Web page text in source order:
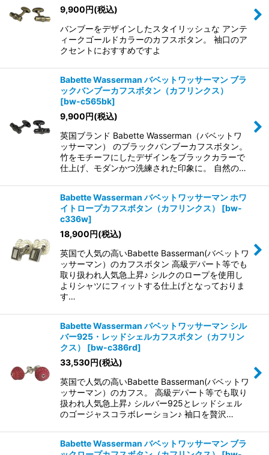
9,900円(税込)
バンブーをデザインしたスタイリッシュな アンテ
ィークゴールドカラーのカフスボタン。 袖口のア
クセントにおすすめですよ
Babette Wasserman バベットワッサーマン ブラ
ックバンブーカフスボタン（カフリンクス）
[bw-c565bk]
9,900円(税込)
英国ブランド Babette Wasserman（バベットワ
ッサーマン） のブラックバンブーカフスボタン。
竹をモチーフにしたデザインをブラックカラーで
仕上げ、モダンかつ洗練された印象に。 自然の…
Babette Wasserman バベットワッサーマン ホワ
イトロープカフスボタン（カフリンクス）
[bw-
c336w]
18,900円(税込)
英国で人気の高いBabette Basserman(バベットワ
ッサーマン）のカフスボタン 高級デパート等でも
取り扱われ人気急上昇♪ シルクのロープを使用し
よりシャツにフィットする仕上げとなっておりま
す…
Babette Wasserman バベットワッサーマン シル
バー925・レッドシェルカフスボタン（カフリン
クス）
[bw-c386rd]
33,530円(税込)
英国で人気の高いBabette Basserman(バベットワ
ッサーマン）のカフス。 高級デパート等でも取り
扱われ人気急上昇♪ シルバー925とレッドシェル
のゴージャスコラボレーション♪ 袖口を贅沢…
Babette Wasserman バベットワッサーマン ブラ